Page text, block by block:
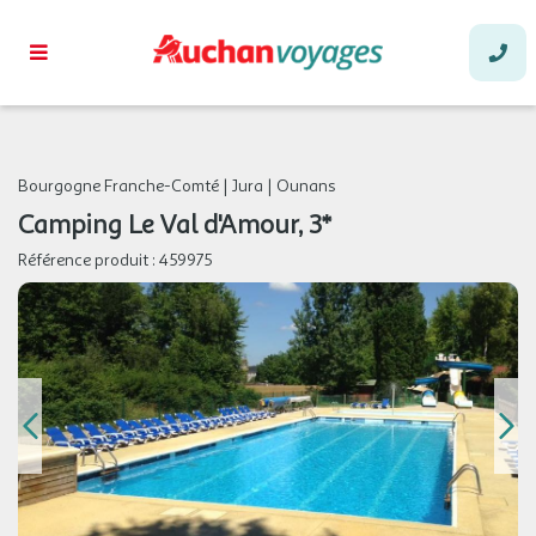
Bourgogne Franche-Comté | Jura | Ounans
Camping Le Val d'Amour, 3*
Référence produit : 459975